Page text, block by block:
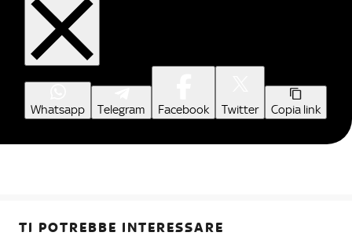
Whatsapp Telegram Facebook Twitter Copia link
TI POTREBBE INTERESSARE